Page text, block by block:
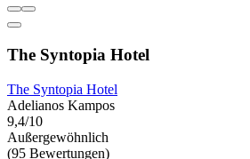
The Syntopia Hotel
The Syntopia Hotel
Adelianos Kampos
9,4/10
Außergewöhnlich
(95 Bewertungen)